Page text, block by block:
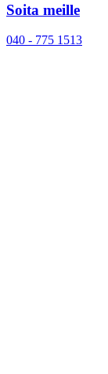
Soita meille
040 - 775 1513